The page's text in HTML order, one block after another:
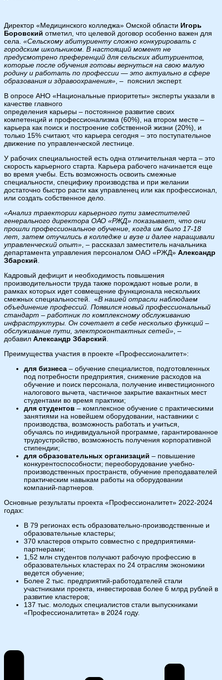
Директор «Медицинского колледжа» Омской области Игорь
Боровский отметил, что целевой договор особенно важен для
села. «Сельскому абитуриенту сложно конкурировать с
городским школьником. В настоящий момент не
предусмотрено преференций для сельских абитуриентов,
которые после обучения готовы вернуться на свою малую
родину и работать по профессии — это актуально в сфере
образования и здравоохранения» , – пояснил эксперт.
В опросе АНО «Национальные приоритеты» эксперты указали в
качестве главного
определения карьеры – постоянное развитие своих
компетенций и профессионализма (60%), на втором месте –
карьера как поиск и построение собственной жизни (20%), и
только 15% считают, что карьера сегодня – это поступательное
движение по управленческой лестнице.
У рабочих специальностей есть одна отличительная черта – это
скорость карьерного старта. Карьера рабочего начинается еще
во время учебы. Есть возможность освоить смежные
специальности, специфику производства и при желании
достаточно быстро расти как управленец или как профессионал,
или создать собственное дело.
«Анализ траектории карьерного пути заместителей
генерального директора ОАО «РЖД» показывает, что они
прошли профессиональное обучение, когда им было 17-18
лет, затем отучились в колледже и вузе и далее наращивали
управленческий опыт» , – рассказал заместитель начальника
департамента управления персоналом ОАО «РЖД» Александр
Збарский
Кадровый дефицит и необходимость повышения
производительности труда также порождают новые роли, в
рамках которых идет совмещение функционала нескольких
смежных специальностей. «В нашей отрасли наблюдаем
объединение профессий. Появился новый профессиональный
стандарт – работник по комплексному обслуживанию
инфраструктуры. Он сочетает в себе несколько функций –
обслуживание пути, электроконтактных сетей» , –
добавил Александр Збарский
Преимущества участия в проекте «Профессионалитет»:
для бизнеса – обучение специалистов, подготовленных
под потребности предприятия, снижение расходов на
обучение и поиск персонала, получение инвестиционного
налогового вычета, частичное закрытие вакантных мест
студентами во время практики;
для студентов – комплексное обучение с практическими
занятиями на новейшем оборудовании, наставники с
производства, возможность работать и учиться,
обучаясь по индивидуальной программе, гарантированное
трудоустройство, возможность получения корпоративной
стипендии;
для образовательных организаций – повышение
конкурентоспособности; переоборудование учебно-
производственных пространств, обучение преподавателей
практическим навыкам работы на оборудовании
компаний-партнеров.
Основные результаты проекта «Профессионалитет» 2022-2024
годах:
В 79 регионах есть образовательно-производственные и
образовательные кластеры;
370 кластеров открыто совместно с предприятиями-
партнерами;
1,52 млн студентов получают рабочую профессию в
образовательных кластерах по 24 отраслям экономики
ведется обучение;
Более 2 тыс. предприятий-работодателей стали
участниками проекта, инвестировав более 6 млрд рублей в
развитие кластеров;
137 тыс. молодых специалистов стали выпускниками
«Профессионалитета» в 2024 году.